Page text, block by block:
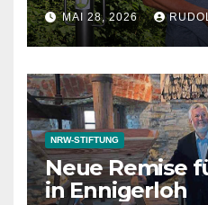
MAI 28, 2026
NRW-STIFTUNG
Neue Remise
in Ennigerloh